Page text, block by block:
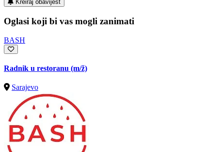
Kreiraj obavijest
Oglasi koji bi vas mogli zanimati
BASH
Radnik u restoranu (m/ž)
Sarajevo